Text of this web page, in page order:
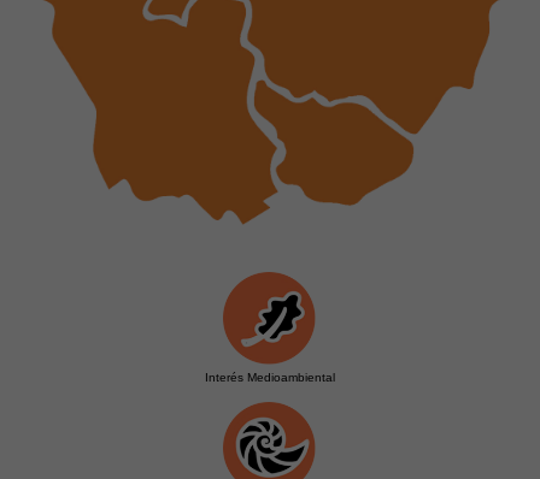
Interés Medioambiental